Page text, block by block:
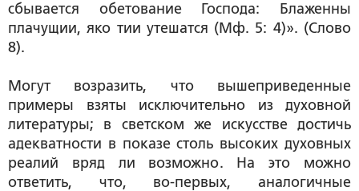
сбывается обетование Господа:
Блаженны
плачущии, яко тии утешатся (Мф. 5: 4)». (Слово
8).
Могут возразить, что вышеприведенные
примеры взяты исключительно из духовной
литературы; в светском же искусстве достичь
адекватности в показе столь высоких духовных
реалий вряд ли возможно. На это можно
ответить, что, во-первых, аналогичные